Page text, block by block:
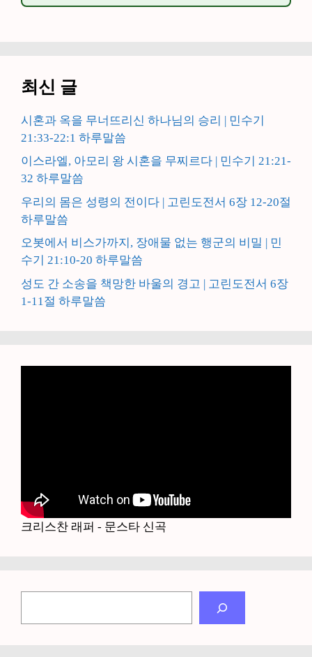
최신 글
시혼과 옥을 무너뜨리신 하나님의 승리 | 민수기
21:33-22:1 하루말씀
이스라엘, 아모리 왕 시혼을 무찌르다 | 민수기 21:21-
32 하루말씀
우리의 몸은 성령의 전이다 | 고린도전서 6장 12-20절
하루말씀
오봇에서 비스가까지, 장애물 없는 행군의 비밀 | 민
수기 21:10-20 하루말씀
성도 간 소송을 책망한 바울의 경고 | 고린도전서 6장
1-11절 하루말씀
크리스찬 래퍼 - 문스타 신곡